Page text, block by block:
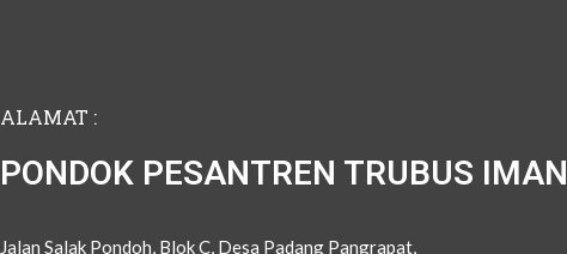
ALAMAT :
PONDOK PESANTREN TRUBUS IMAN
Jalan Salak Pondoh, Blok C, Desa Padang Pangrapat,